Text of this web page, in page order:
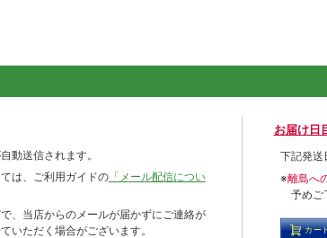
動送信されます。
は、ご利用ガイドの「メール配信につい
、当店からのメールが届かずにご連絡が
いただく場合がございます。
お届け日
下記発送
※離島へ
予めご
カー